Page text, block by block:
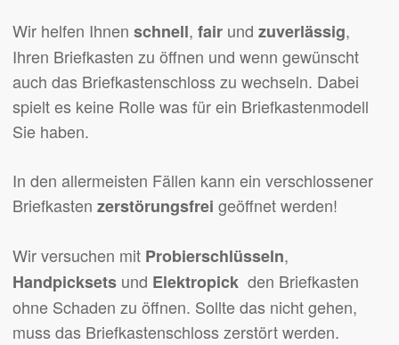
Wir helfen Ihnen schnell, fair und zuverlässig,
Ihren Briefkasten zu öffnen und wenn gewünscht
auch das Briefkastenschloss zu wechseln. Dabei
spielt es keine Rolle was für ein Briefkastenmodell
Sie haben.
In den allermeisten Fällen kann ein verschlossener
Briefkasten zerstörungsfrei geöffnet werden!
Wir versuchen mit Probierschlüsseln,
Handpicksets und Elektropick den Briefkasten
ohne Schaden zu öffnen. Sollte das nicht gehen,
muss das Briefkastenschloss zerstört werden.